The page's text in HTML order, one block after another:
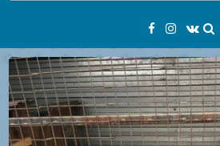
Facebook
Instagram
VK